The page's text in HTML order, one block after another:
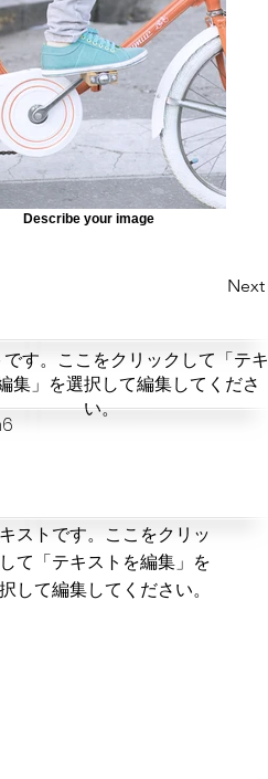
Describe your image
Next
す。ここをクリックして「テキ
集」を選択して編集してくださ
い。
ストです。ここをクリッ
て「テキストを編集」を
して編集してください。